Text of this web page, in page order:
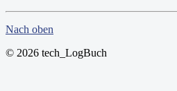
Nach oben
© 2026 tech_LogBuch